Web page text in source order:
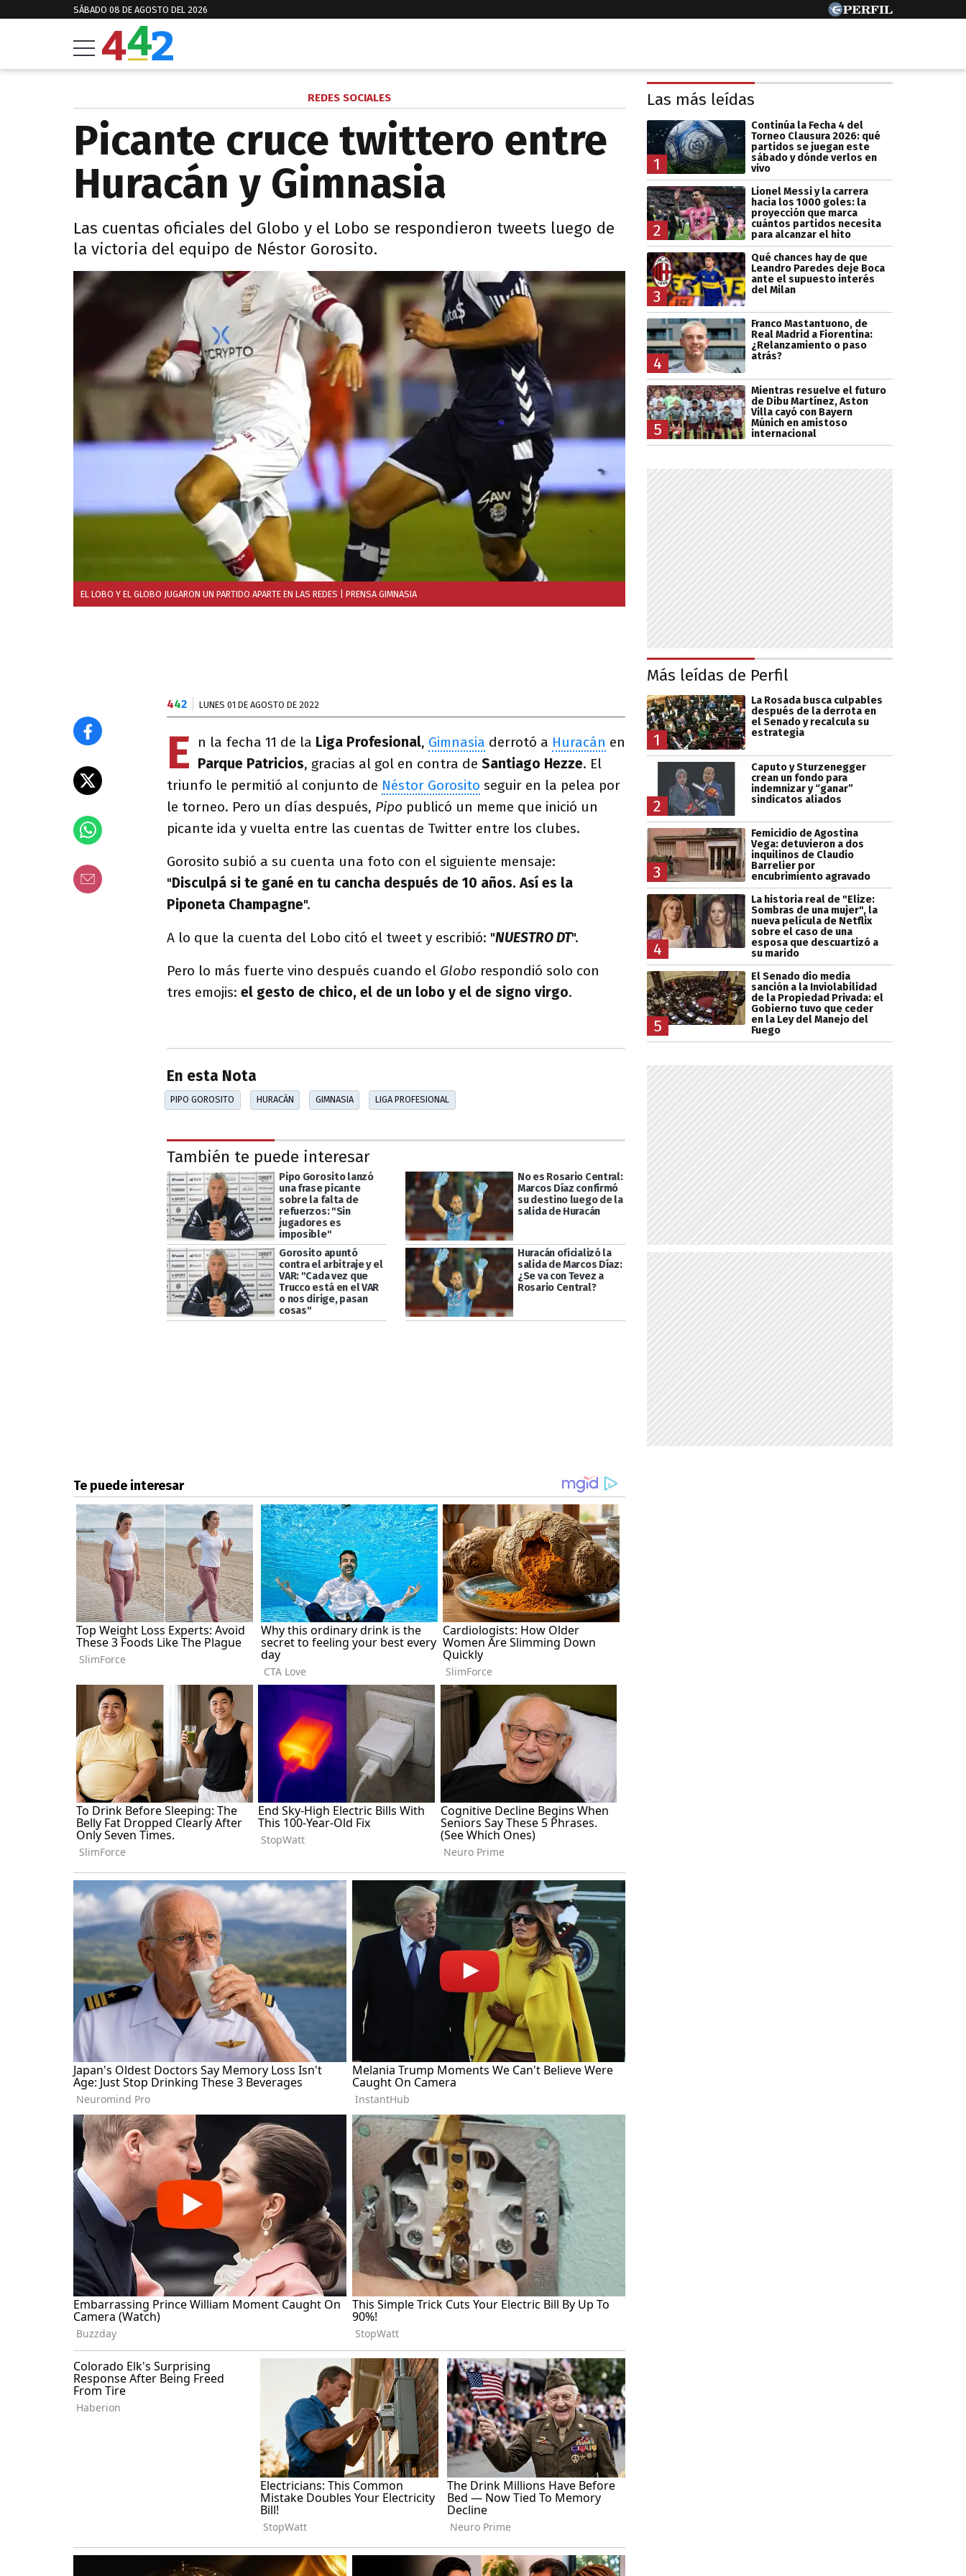
SÁBADO 08 DE AGOSTO DEL 2026
REDES SOCIALES
Picante cruce twittero entre
Huracán y Gimnasia
Las cuentas oficiales del Globo y el Lobo se respondieron tweets luego de
la victoria del equipo de Néstor Gorosito.
EL LOBO Y EL GLOBO JUGARON UN PARTIDO APARTE EN LAS REDES | PRENSA GIMNASIA
442 LUNES 01 DE AGOSTO DE 2022
E n la fecha 11 de la Liga Profesional, Gimnasia derrotó a Huracán en
Parque Patricios, gracias al gol en contra de Santiago Hezze. El
triunfo le permitió al conjunto de Néstor Gorosito seguir en la pelea por
le torneo. Pero un días después, Pipo publicó un meme que inició un
picante ida y vuelta entre las cuentas de Twitter entre los clubes.
Gorosito subió a su cuenta una foto con el siguiente mensaje:
"Disculpá si te gané en tu cancha después de 10 años. Así es la
Piponeta Champagne".
A lo que la cuenta del Lobo citó el tweet y escribió: "NUESTRO DT".
Pero lo más fuerte vino después cuando el Globo respondió solo con
tres emojis: el gesto de chico, el de un lobo y el de signo virgo.
En esta Nota
PIPO GOROSITO HURACÁN GIMNASIA LIGA PROFESIONAL
También te puede interesar
Pipo Gorosito lanzó
una frase picante
sobre la falta de
refuerzos: "Sin
jugadores es
imposible"
No es Rosario Central:
Marcos Díaz confirmó
su destino luego de la
salida de Huracán
Gorosito apuntó
contra el arbitraje y el
VAR: "Cada vez que
Trucco está en el VAR
o nos dirige, pasan
cosas"
Huracán oficializó la
salida de Marcos Díaz:
¿Se va con Tevez a
Rosario Central?
Las más leídas
1
Continúa la Fecha 4 del
Torneo Clausura 2026: qué
partidos se juegan este
sábado y dónde verlos en
vivo
2
Lionel Messi y la carrera
hacia los 1000 goles: la
proyección que marca
cuántos partidos necesita
para alcanzar el hito
3
Qué chances hay de que
Leandro Paredes deje Boca
ante el supuesto interés
del Milan
4
Franco Mastantuono, de
Real Madrid a Fiorentina:
¿Relanzamiento o paso
atrás?
5
Mientras resuelve el futuro
de Dibu Martínez, Aston
Villa cayó con Bayern
Múnich en amistoso
internacional
Más leídas de Perfil
1
La Rosada busca culpables
después de la derrota en
el Senado y recalcula su
estrategia
2
Caputo y Sturzenegger
crean un fondo para
indemnizar y “ganar”
sindicatos aliados
3
Femicidio de Agostina
Vega: detuvieron a dos
inquilinos de Claudio
Barrelier por
encubrimiento agravado
4
La historia real de "Elize:
Sombras de una mujer", la
nueva película de Netflix
sobre el caso de una
esposa que descuartizó a
su marido
5
El Senado dio media
sanción a la Inviolabilidad
de la Propiedad Privada: el
Gobierno tuvo que ceder
en la Ley del Manejo del
Fuego